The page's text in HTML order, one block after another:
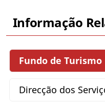
Informação
Fundo de Turismo
Direcção dos